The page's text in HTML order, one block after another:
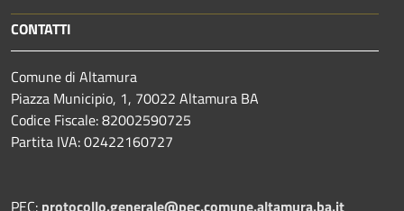
CONTATTI
Comune di Altamura
Piazza Municipio, 1, 70022 Altamura BA
Codice Fiscale: 82002590725
Partita IVA: 02422160727
PEC: protocollo.generale@pec.comune.altamura.ba.it